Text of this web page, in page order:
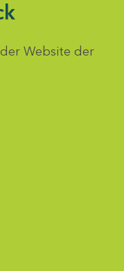
Website der
auswählen